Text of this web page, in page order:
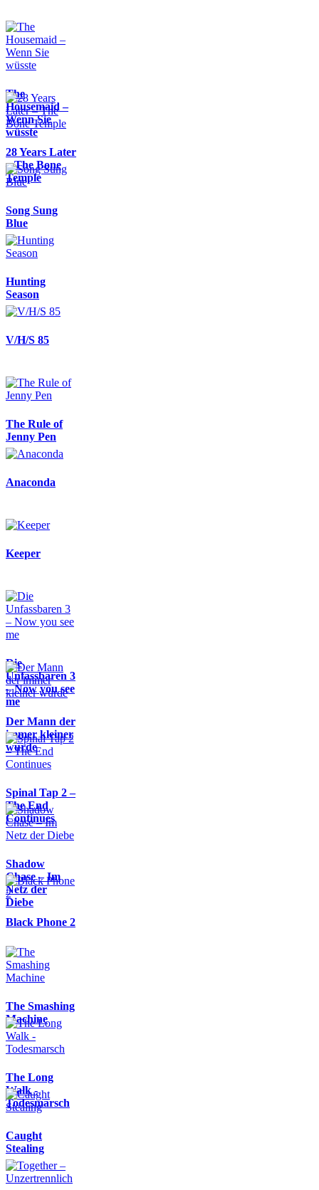
The
Housemaid –
Wenn Sie
wüsste
28 Years Later
– The Bone
Temple
Song Sung
Blue
Hunting
Season
V/H/S 85
The Rule of
Jenny Pen
Anaconda
Keeper
Die
Unfassbaren 3
– Now you see
me
Der Mann der
immer kleiner
wurde
Spinal Tap 2 –
The End
Continues
Shadow
Chase – Im
Netz der
Diebe
Black Phone 2
The Smashing
Machine
The Long
Walk -
Todesmarsch
Caught
Stealing